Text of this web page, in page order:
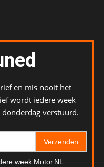
en mis nooit het
wordt iedere week
verstuurd.
Verzenden
week Motor.NL